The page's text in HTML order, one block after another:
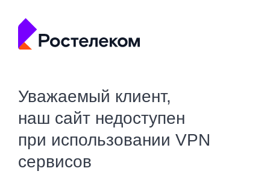
Уважаемый клиент,
наш сайт недоступен
при использовании VPN
сервисов